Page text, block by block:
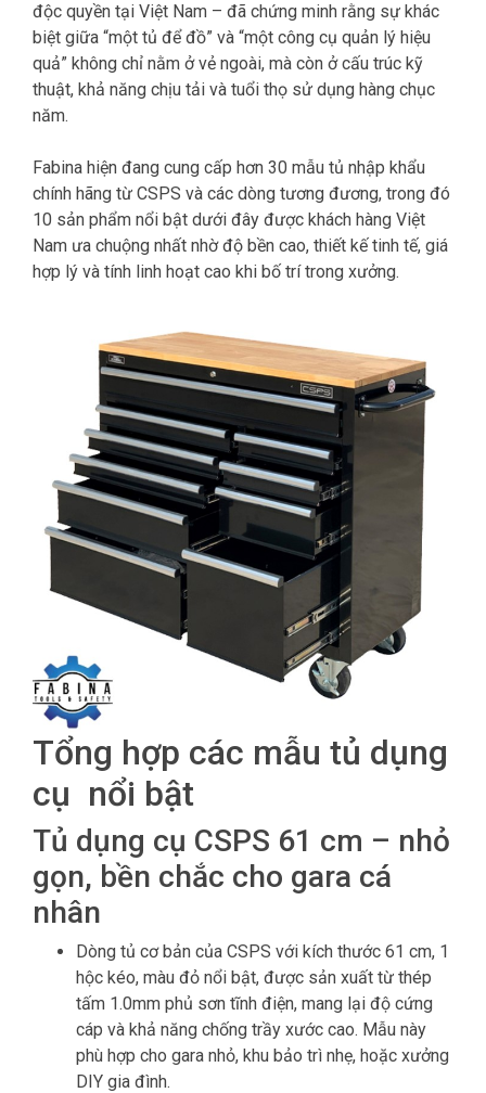
độc quyền tại Việt Nam – đã chứng minh rằng sự khác
biệt giữa “một tủ để đồ” và “một công cụ quản lý hiệu
quả” không chỉ nằm ở vẻ ngoài, mà còn ở cấu trúc kỹ
thuật, khả năng chịu tải và tuổi thọ sử dụng hàng chục
năm.
Fabina hiện đang cung cấp hơn 30 mẫu tủ nhập khẩu
chính hãng từ CSPS và các dòng tương đương, trong đó
10 sản phẩm nổi bật dưới đây được khách hàng Việt
Nam ưa chuộng nhất nhờ độ bền cao, thiết kế tinh tế, giá
hợp lý và tính linh hoạt cao khi bố trí trong xưởng.
Tổng hợp các mẫu tủ dụng
cụ nổi bật
Tủ dụng cụ CSPS 61 cm – nhỏ
gọn, bền chắc cho gara cá
nhân
Dòng tủ cơ bản của CSPS với kích thước 61 cm, 1
hộc kéo, màu đỏ nổi bật, được sản xuất từ thép
tấm 1.0mm phủ sơn tĩnh điện, mang lại độ cứng
cáp và khả năng chống trầy xước cao. Mẫu này
phù hợp cho gara nhỏ, khu bảo trì nhẹ, hoặc xưởng
DIY gia đình.